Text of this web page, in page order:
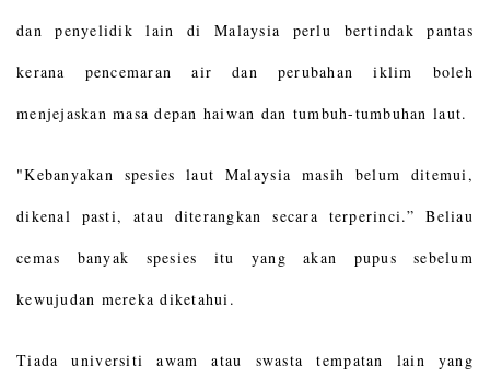
dan penyelidik lain di Malaysia perlu bertindak pantas
kerana pencemaran air dan perubahan iklim boleh
menjejaskan masa depan haiwan dan tumbuh-tumbuhan laut.
"Kebanyakan spesies laut Malaysia masih belum ditemui,
dikenal pasti, atau diterangkan secara terperinci.” Beliau
cemas banyak spesies itu yang akan pupus sebelum
kewujudan mereka diketahui.
Tiada universiti awam atau swasta tempatan lain yang